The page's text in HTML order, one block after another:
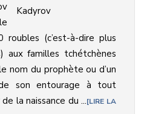
(c’est-à-dire plus
aux familles tchétchènes
nom du prophète ou d’un
son entourage à tout
la naissance du ... LIRE LA